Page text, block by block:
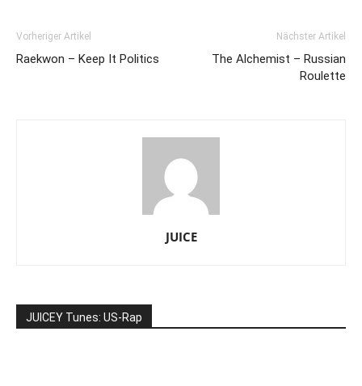
Vorheriger Artikel
Raekwon – Keep It Politics
Nächster Artikel
The Alchemist – Russian
Roulette
JUICE
JUICEY Tunes: US-Rap